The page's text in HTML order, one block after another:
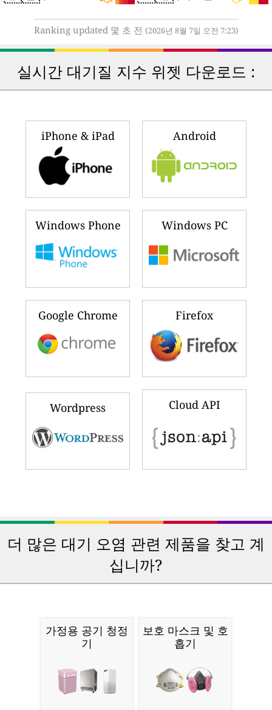
Ranking updated 몇 초 전 (2026년 8월 7일 오전 7:23)
실시간 대기질 지수 위젯 다운로드 :
iPhone & iPad Android
Windows Phone Windows PC
Google Chrome Firefox
Wordpress Cloud API
더 많은 대기 오염 관련 제품을 찾고 계
십니까?
가정용 공기 청정
기
보호 마스크 및 호
흡기